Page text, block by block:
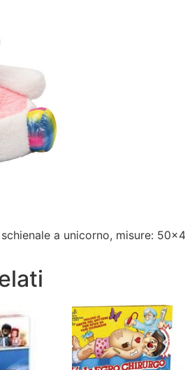
a unicorno, misure: